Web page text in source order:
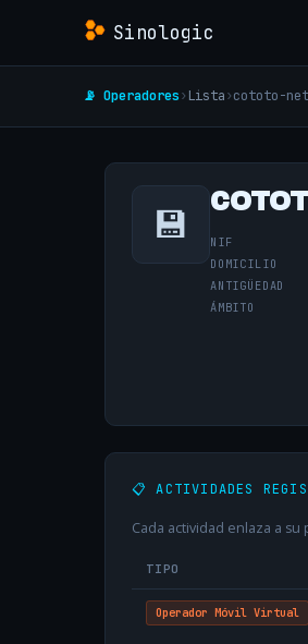
Sinologic
📡 Operadores› Lista›cototo-
💾 NIF
DOMICILIO
ANTIGÜEDAD
ÁMBITO
📋 ACTIVIDADES
Cada actividad enlaza a
TIPO
Operador Móvil Virtual